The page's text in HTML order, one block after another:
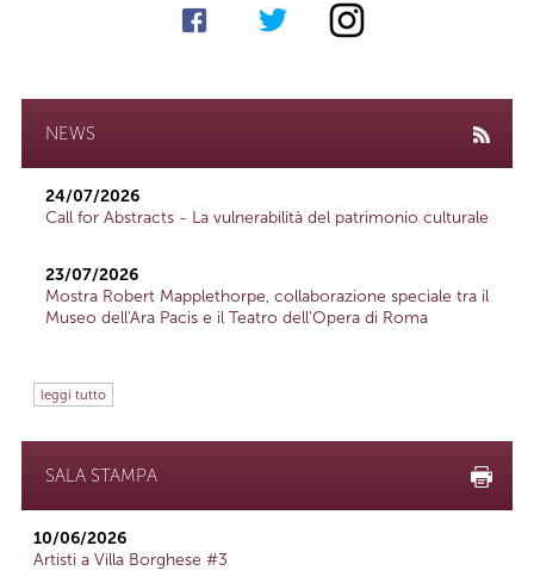
NEWS
24/07/2026
Call for Abstracts - La vulnerabilità del patrimonio culturale
23/07/2026
Mostra Robert Mapplethorpe, collaborazione speciale tra il
Museo dell'Ara Pacis e il Teatro dell'Opera di Roma
leggi tutto
SALA STAMPA
10/06/2026
Artisti a Villa Borghese #3